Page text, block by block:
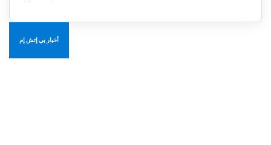
أخبار بي إتش إم